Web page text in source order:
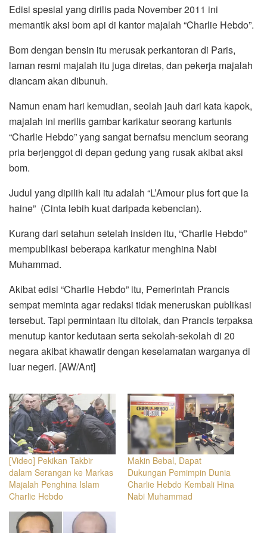
Edisi spesial yang dirilis pada November 2011 ini
memantik aksi bom api di kantor majalah “Charlie Hebdo”.
Bom dengan bensin itu merusak perkantoran di Paris,
laman resmi majalah itu juga diretas, dan pekerja majalah
diancam akan dibunuh.
Namun enam hari kemudian, seolah jauh dari kata kapok,
majalah ini merilis gambar karikatur seorang kartunis
“Charlie Hebdo” yang sangat bernafsu mencium seorang
pria berjenggot di depan gedung yang rusak akibat aksi
bom.
Judul yang dipilih kali itu adalah “L’Amour plus fort que la
haine” (Cinta lebih kuat daripada kebencian).
Kurang dari setahun setelah insiden itu, “Charlie Hebdo”
mempublikasi beberapa karikatur menghina Nabi
Muhammad.
Akibat edisi “Charlie Hebdo” itu, Pemerintah Prancis
sempat meminta agar redaksi tidak meneruskan publikasi
tersebut. Tapi permintaan itu ditolak, dan Prancis terpaksa
menutup kantor kedutaan serta sekolah-sekolah di 20
negara akibat khawatir dengan keselamatan warganya di
luar negeri. [AW/Ant]
[Video] Pekikan Takbir
dalam Serangan ke Markas
Majalah Penghina Islam
Charlie Hebdo
Makin Bebal, Dapat
Dukungan Pemimpin Dunia
Charlie Hebdo Kembali Hina
Nabi Muhammad